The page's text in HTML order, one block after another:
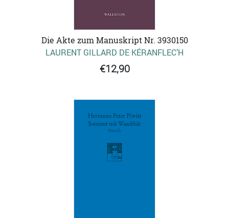
Die Akte zum Manuskript Nr. 3930150
LAURENT GILLARD DE KÉRANFLEC’H
€12,90